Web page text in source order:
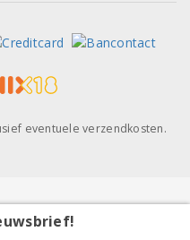
eventuele verzendkosten.